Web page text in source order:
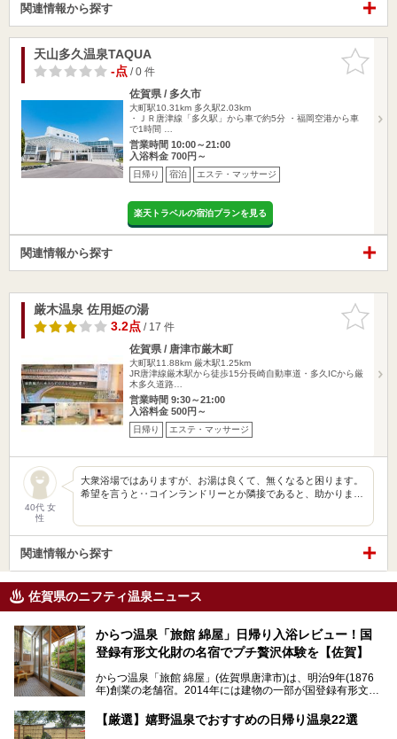
関連情報から探す
お気に入
りに追加
天山多久温泉TAQUA
-点/ 0 件
佐賀県 / 多久市
大町駅10.31km 多久駅2.03km
・ＪＲ唐津線「多久駅」から車で約5分 ・福岡空港から車
で1時間 …
営業時間 10:00～21:00
入浴料金 700円～
日帰り 宿泊 エステ・マッサージ
楽天トラベルの宿泊プランを見る
関連情報から探す
お気に入
りに追加
厳木温泉 佐用姫の湯
3.2点/ 17 件
佐賀県 / 唐津市厳木町
大町駅11.88km 厳木駅1.25km
JR唐津線厳木駅から徒歩15分長崎自動車道・多久ICから厳
木多久道路…
営業時間 9:30～21:00
入浴料金 500円～
日帰り エステ・マッサージ
40代 女
性
大衆浴場ではありますが、お湯は良くて、無くなると困ります。
希望を言うと‥コインランドリーとか隣接であると、助かりま…
関連情報から探す
佐賀県のニフティ温泉ニュース
からつ温泉「旅館 綿屋」日帰り入浴レビュー！国
登録有形文化財の名宿でプチ贅沢体験を【佐賀】
からつ温泉「旅館 綿屋」(佐賀県唐津市)は、明治9年(1876
年)創業の老舗宿。2014年には建物の一部が国登録有形文化
しかし良質の自家源泉を所有し、日帰り入浴が可能な点はあ
まり知られていません。近寄りがたいほどの敷居の高いイメ
【厳選】嬉野温泉でおすすめの日帰り温泉22選